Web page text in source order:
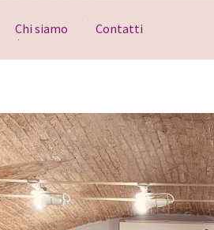
Chi siamo Contatti